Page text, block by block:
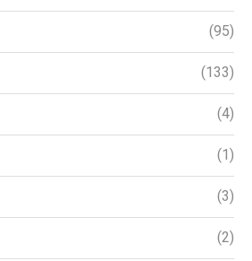
(95)
(133)
(4)
(1)
(3)
(2)